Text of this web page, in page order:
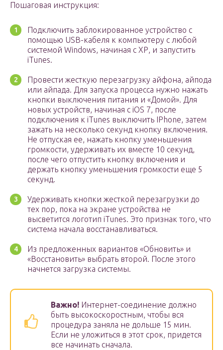
Пошаговая инструкция:
Подключить заблокированное устройство с
помощью USB-кабеля к компьютеру с любой
системой Windows, начиная с ХР, и запустить
iTunes.
Провести жесткую перезагрузку айфона, айпода
или айпада. Для запуска процесса нужно нажать
кнопки выключения питания и «Домой». Для
новых устройств, начиная с iOS 7, после
подключения к iTunes выключить IPhone, затем
зажать на несколько секунд кнопку включения.
Не отпуская ее, нажать кнопку уменьшения
громкости, удерживать их вместе 10 секунд,
после чего отпустить кнопку включения и
держать кнопку уменьшения громкости еще 5
секунд.
Удерживать кнопки жесткой перезагрузки до
тех пор, пока на экране устройства не
высветится логотип iTunes. Это признак того, что
система начала восстанавливаться.
Из предложенных вариантов «Обновить» и
«Восстановить» выбрать второй. После этого
начнется загрузка системы.
Важно! Интернет-соединение должно
быть высокоскоростным, чтобы вся
процедура заняла не дольше 15 мин.
Если не уложиться в этот срок, придется
все начинать сначала.